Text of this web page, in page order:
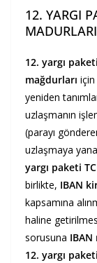
12. YARGI
12. yargı paketi
mağdurları
yeniden
uzlaşmanın
(parayı
uzlaşmaya
yargı paketi
birlikte, IBAN
kapsamına
haline
sorusuna IBAN
12. yargı